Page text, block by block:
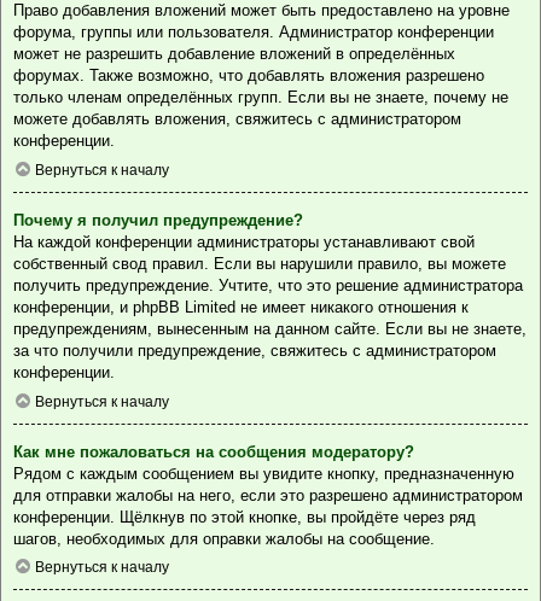
Право добавления вложений может быть предоставлено на уровне
форума, группы или пользователя. Администратор конференции
может не разрешить добавление вложений в определённых
форумах. Также возможно, что добавлять вложения разрешено
только членам определённых групп. Если вы не знаете, почему не
можете добавлять вложения, свяжитесь с администратором
конференции.
Вернуться к началу
Почему я получил предупреждение?
На каждой конференции администраторы устанавливают свой
собственный свод правил. Если вы нарушили правило, вы можете
получить предупреждение. Учтите, что это решение администратора
конференции, и phpBB Limited не имеет никакого отношения к
предупреждениям, вынесенным на данном сайте. Если вы не знаете,
за что получили предупреждение, свяжитесь с администратором
конференции.
Вернуться к началу
Как мне пожаловаться на сообщения модератору?
Рядом с каждым сообщением вы увидите кнопку, предназначенную
для отправки жалобы на него, если это разрешено администратором
конференции. Щёлкнув по этой кнопке, вы пройдёте через ряд
шагов, необходимых для оправки жалобы на сообщение.
Вернуться к началу